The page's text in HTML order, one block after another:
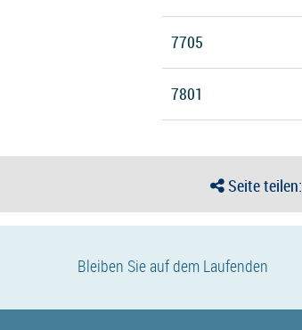
7705
7801
Seite teilen:
Bleiben Sie auf dem Laufenden